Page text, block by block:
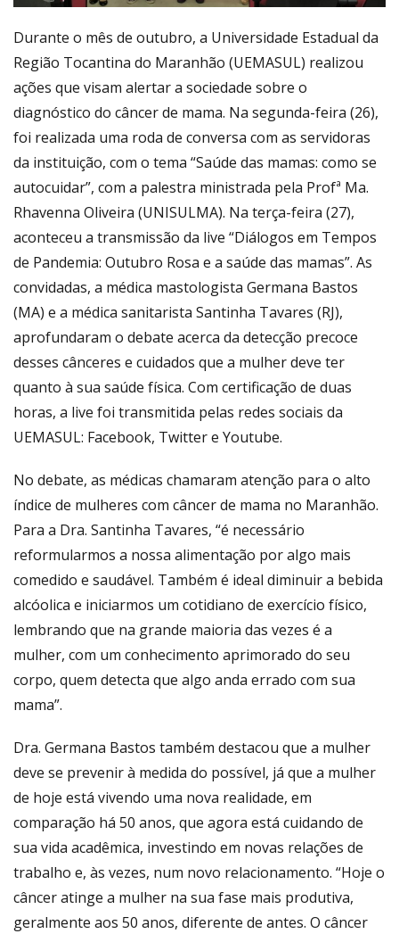
Durante o mês de outubro, a Universidade Estadual da
Região Tocantina do Maranhão (UEMASUL) realizou
ações que visam alertar a sociedade sobre o
diagnóstico do câncer de mama. Na segunda-feira (26),
foi realizada uma roda de conversa com as servidoras
da instituição, com o tema “Saúde das mamas: como se
autocuidar”, com a palestra ministrada pela Profª Ma.
Rhavenna Oliveira (UNISULMA). Na terça-feira (27),
aconteceu a transmissão da live “Diálogos em Tempos
de Pandemia: Outubro Rosa e a saúde das mamas”. As
convidadas, a médica mastologista Germana Bastos
(MA) e a médica sanitarista Santinha Tavares (RJ),
aprofundaram o debate acerca da detecção precoce
desses cânceres e cuidados que a mulher deve ter
quanto à sua saúde física. Com certificação de duas
horas, a live foi transmitida pelas redes sociais da
UEMASUL: Facebook, Twitter e Youtube.
No debate, as médicas chamaram atenção para o alto
índice de mulheres com câncer de mama no Maranhão.
Para a Dra. Santinha Tavares, “é necessário
reformularmos a nossa alimentação por algo mais
comedido e saudável. Também é ideal diminuir a bebida
alcóolica e iniciarmos um cotidiano de exercício físico,
lembrando que na grande maioria das vezes é a
mulher, com um conhecimento aprimorado do seu
corpo, quem detecta que algo anda errado com sua
mama”.
Dra. Germana Bastos também destacou que a mulher
deve se prevenir à medida do possível, já que a mulher
de hoje está vivendo uma nova realidade, em
comparação há 50 anos, que agora está cuidando de
sua vida acadêmica, investindo em novas relações de
trabalho e, às vezes, num novo relacionamento. “Hoje o
câncer atinge a mulher na sua fase mais produtiva,
geralmente aos 50 anos, diferente de antes. O câncer